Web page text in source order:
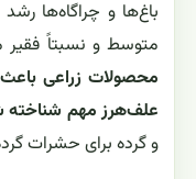
باغ‌ها و چراگاه‌ها
متوسط و نسبتاً
محصولات زراعی
علف‌هرز مهم شناخته
و گرده برای حشرات